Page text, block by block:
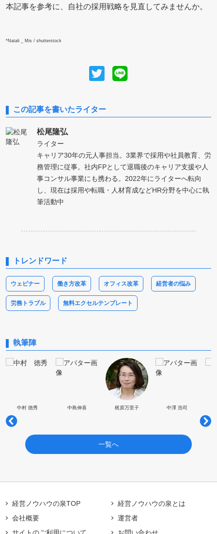
本記事を参考に、自社の採用戦略を見直してみませんか。
*Natali _ Mis / shutterstock
この記事を書いたライター
松尾隆弘
ライター
キャリア30年の元人事担当。3業界で採用や社員教育、労
務管理に従事。社内FPとして退職後のキャリア支援や人
事コンサル事業にも携わる。2022年にライターへ転向
し、現在は採用や転職・人材育成などHR分野を中心に執
筆活動中
トレンドワード
ウェビナー 働き方改革 オフィス改革 経営者の悩み
労務トラブル 無料エクセルテンプレート
執筆陣
中村 徳秀 中島伸喜 梶原万里子 中澤 浩司
一覧へ
経営ノウハウの泉TOP
経営ノウハウの泉とは
会社概要
運営者